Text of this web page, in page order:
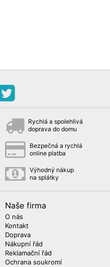
Rychlá a spolehlivá
doprava do domu
Bezpečná a rychlá
online platba
Výhodný nákup
na splátky
Naše firma
O nás
Kontakt
Doprava
Nákupní řád
Reklamační řád
Ochrana soukromí